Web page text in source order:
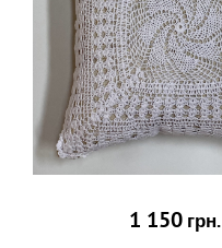
1 150 грн.